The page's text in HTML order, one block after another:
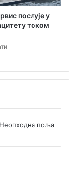
послује у
током
Неопходна поља